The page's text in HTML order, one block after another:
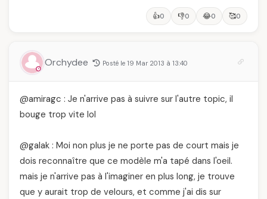
👍0 👎0 😂0 🥰0
Orchydee Posté le 19 Mar 2013 à 13:40
@amiragc : Je n'arrive pas à suivre sur l'autre topic, il
bouge trop vite lol
@galak : Moi non plus je ne porte pas de court mais je
dois reconnaître que ce modèle m'a tapé dans l'oeil.
mais je n'arrive pas à l'imaginer en plus long, je trouve
que y aurait trop de velours, et comme j'ai dis sur